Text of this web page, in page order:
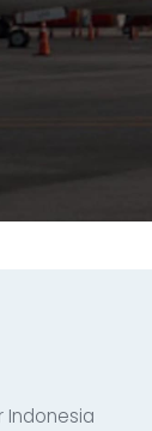
Indonesia